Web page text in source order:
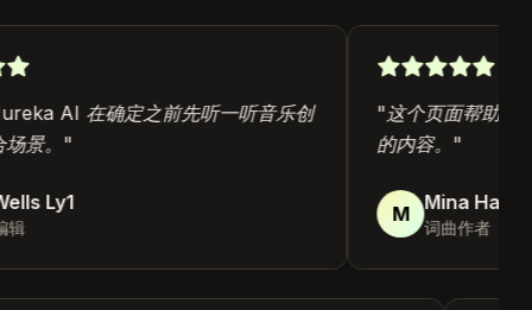
AI 在确定之前先听一听音乐创
景。"
Ly1
这个页面帮助我
的内容。"
M Mina Hayes
词曲作者